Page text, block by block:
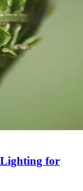
Lighting for